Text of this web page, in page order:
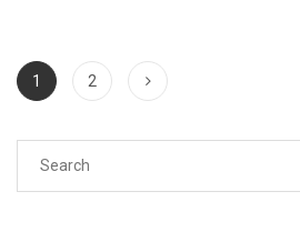
1 2